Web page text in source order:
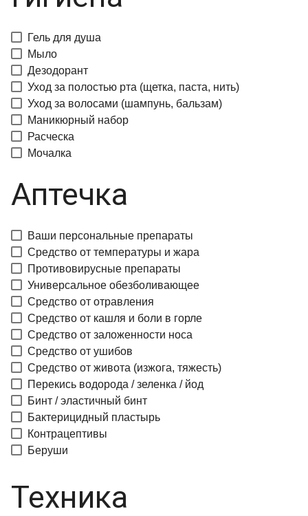
Гель для душа
Мыло
Дезодорант
Уход за полостью рта (щетка, паста, нить)
Уход за волосами (шампунь, бальзам)
Маникюрный набор
Расческа
Мочалка
Аптечка
Ваши персональные препараты
Средство от температуры и жара
Противовирусные препараты
Универсальное обезболивающее
Средство от отравления
Средство от кашля и боли в горле
Средство от заложенности носа
Средство от ушибов
Средство от живота (изжога, тяжесть)
Перекись водорода / зеленка / йод
Бинт / эластичный бинт
Бактерицидный пластырь
Контрацептивы
Беруши
Техника